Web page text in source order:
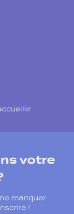
votre
manquer
!